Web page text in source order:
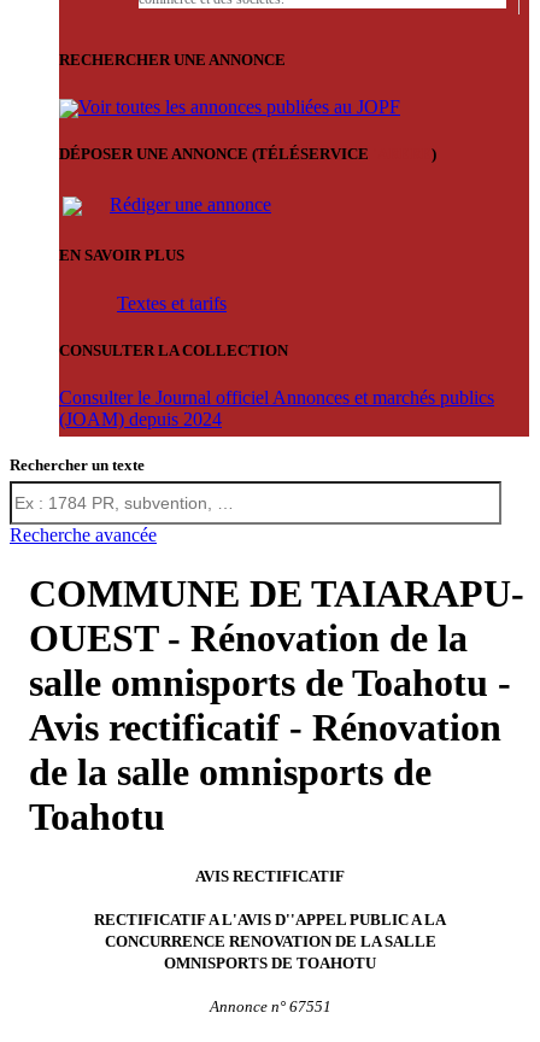
RECHERCHER UNE ANNONCE
Voir toutes les annonces publiées au JOPF
DÉPOSER UNE ANNONCE (TÉLÉSERVICE )
Rédiger une annonce
EN SAVOIR PLUS
Textes et tarifs
CONSULTER LA COLLECTION
Consulter le Journal officiel Annonces et marchés publics
(JOAM) depuis 2024
Rechercher un texte
Recherche avancée
COMMUNE DE TAIARAPU-
OUEST - Rénovation de la
salle omnisports de Toahotu -
Avis rectificatif - Rénovation
de la salle omnisports de
Toahotu
AVIS RECTIFICATIF
RECTIFICATIF A L'AVIS D''APPEL PUBLIC A LA
CONCURRENCE RENOVATION DE LA SALLE
OMNISPORTS DE TOAHOTU
Annonce n° 67551